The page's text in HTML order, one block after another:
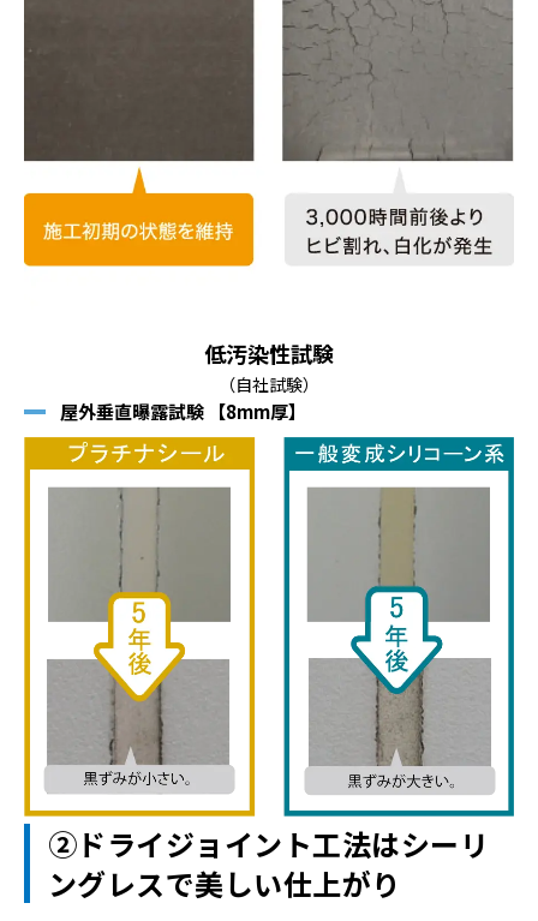
低汚染性試験
（自社試験）
屋外垂直曝露試験 【8mm厚】
②ドライジョイント工法はシーリ
ングレスで美しい仕上がり